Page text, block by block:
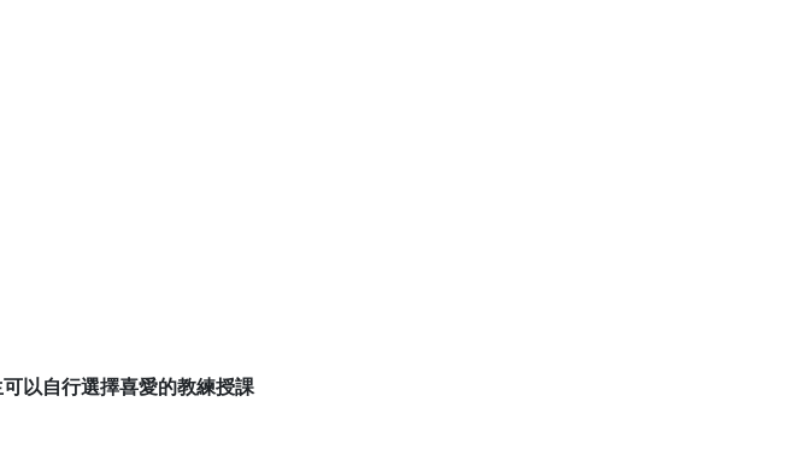
以自行選擇喜愛的教練授課